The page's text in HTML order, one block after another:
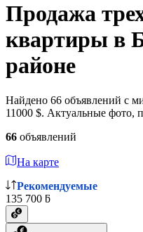
Продажа
квартиры в
районе
Найдено 66 объявлений с
11000 $. Актуальные фото,
66 объявлений
На карте
Рекомендуемые
135 700 ƃ